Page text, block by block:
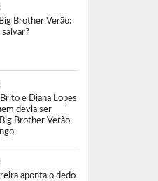
Brother Verão:
e Diana Lopes
devia ser
Brother Verão
aponta o dedo